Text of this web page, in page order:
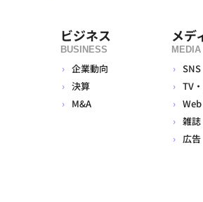
ビジネス
BUSINESS
企業動向
決算
M&A
メデ
MEDIA
SNS
TV
Web
雑
広告